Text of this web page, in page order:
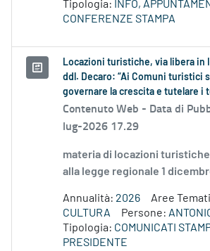
Tipologia:
INFO,
CONFERENZE STAMPA
Locazioni turistiche, via libera in
ddl. Decaro: “Ai Comuni turistici
governare la crescita e tutelare i
Contenuto Web - Data di
lug-2026 17.29
materia di locazioni
alla legge regionale 1
Annualità: 2026 Aree
CULTURA
Persone:
Tipologia: COMUNICATI
PRESIDENTE